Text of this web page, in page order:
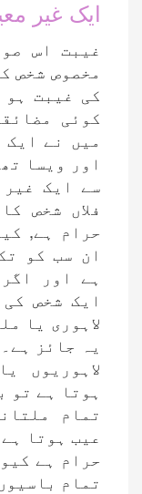
ایک غیر
غیبت اس
مخصوص شخص
کی غیبت
کوئی
میں نے
اور ویسا
سے ایک غیر
فلاں شخص
حرام ہے,
ان سب کو
ہے اور
ایک شخص
لاہوری یا
یہ جائز
لاہوریوں
ہوتا ہے تو
تمام
عیب ہوتا
حرام ہے
تمام